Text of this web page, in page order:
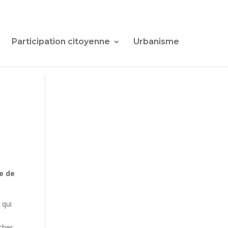
Participation citoyenne Urbanisme
de